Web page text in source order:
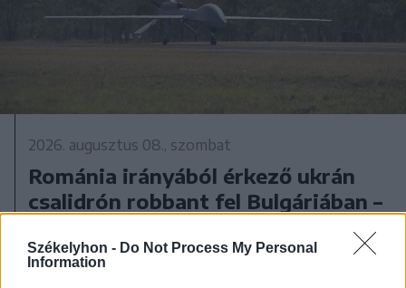
Székelyhon - Do Not Process My Personal
Information
2026. augusztus 08., szombat
Románia irányából érkező ukrán
csalidrón robbant fel Bulgáriában –